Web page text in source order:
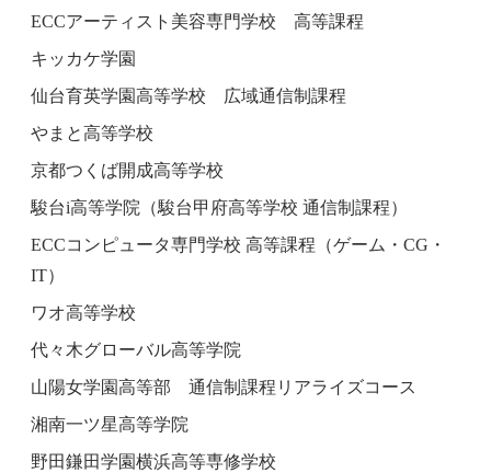
ECCアーティスト美容専門学校 高等課程
キッカケ学園
仙台育英学園高等学校 広域通信制課程
やまと高等学校
京都つくば開成高等学校
駿台i高等学院（駿台甲府高等学校 通信制課程）
ECCコンピュータ専門学校 高等課程（ゲーム・CG・
IT）
ワオ高等学校
代々木グローバル高等学院
山陽女学園高等部 通信制課程リアライズコース
湘南一ツ星高等学院
野田鎌田学園横浜高等専修学校